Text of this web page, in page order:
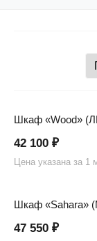
Шкаф «Wood»
42 100 ₽
Цена указана за 1
Шкаф «Sahara»
47 550 ₽